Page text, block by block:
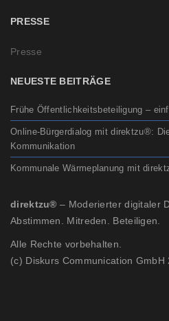
PRESSE
Presse
NEUESTE BEITRÄGE
Frühe Öffentlichkeitsbeteiligung –
Online-Bürgerdialog mit direktzu®:
Kommunikation
Kommunale Wärmeplanung mit
direktzu® – Moderierter digitaler
Abstimmen. Mitreden. Beteiligen.
Alle Rechte vorbehalten.
(c) Diskurs Communication GmbH